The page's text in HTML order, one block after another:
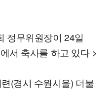
정무위원장이 24일
서 축사를 하고 있다 >
(경시 수원시을) 더불